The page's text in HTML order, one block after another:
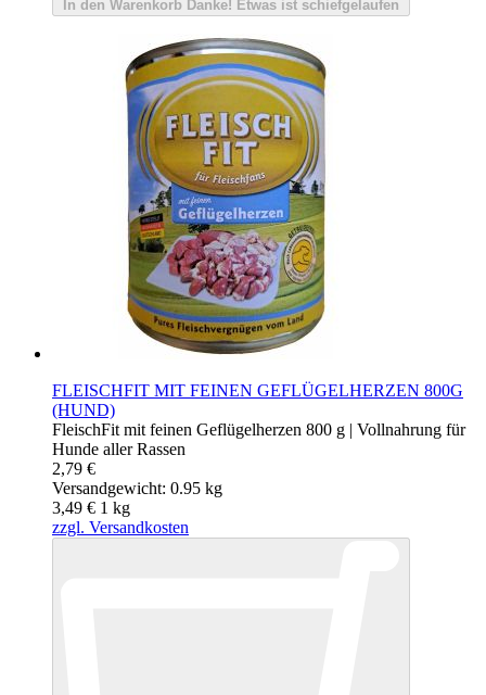
In den Warenkorb Danke! Etwas ist schiefgelaufen
FLEISCHFIT MIT FEINEN GEFLÜGELHERZEN 800G
(HUND)
FleischFit mit feinen Geflügelherzen 800 g | Vollnahrung für
Hunde aller Rassen
2,79 €
Versandgewicht: 0.95 kg
3,49 € 1 kg
zzgl. Versandkosten